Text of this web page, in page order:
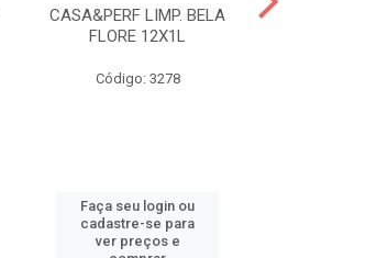
CASA&PERF LIMP. BELA
FLORE 12X1L
Código: 3278
Faça seu login ou
cadastre-se para
ver preços e